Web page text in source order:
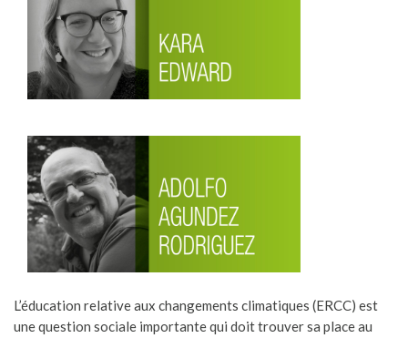
L’éducation relative aux changements climatiques (ERCC) est
une question sociale importante qui doit trouver sa place au